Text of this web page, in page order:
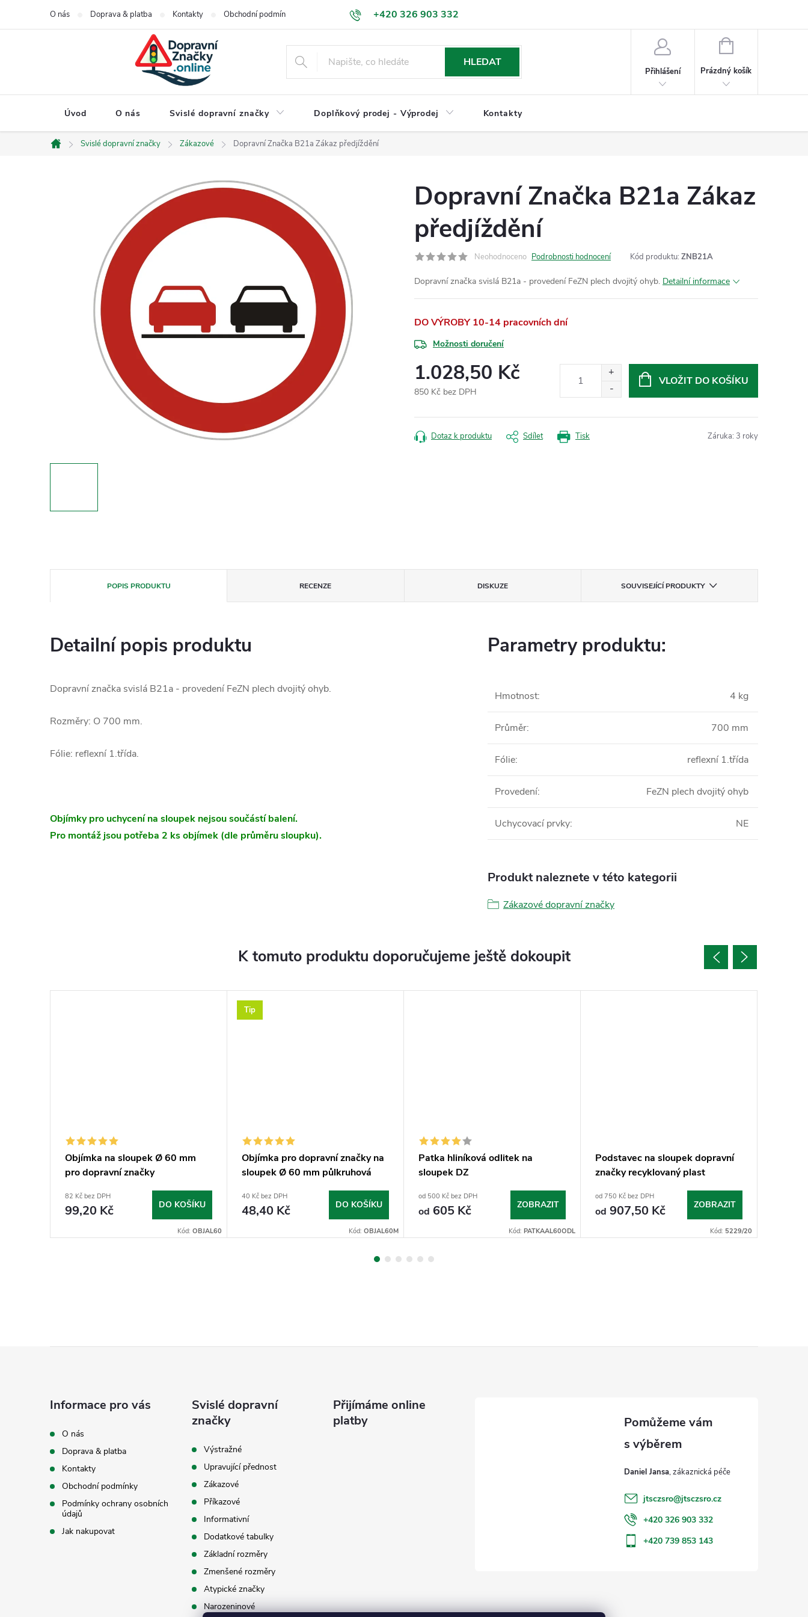
+420 326 903 332
O nás Doprava & platba Kontakty Obchodní podmínky Podmínky ochrany osobních údajů Jak nakupovat
HLEDAT
Přihlášení
NÁKUPNÍ
Prázdný košík
Úvod O nás Svislé dopravní značky Doplňkový prodej - Výprodej Kontakty
Domů
Svislé dopravní značky Zákazové Dopravní Značka B21a Zákaz předjíždění
Dopravní Značka B21a Zákaz
předjíždění
Neohodnoceno Podrobnosti hodnocení Kód produktu: ZNB21A
Dopravní značka svislá B21a - provedení FeZN plech dvojitý ohyb. Detailní informace
DO VÝROBY 10-14 pracovních dní
Možnosti doručení
1.028,50 Kč
850 Kč bez DPH
cena:
VLOŽIT DO KOŠÍKU
Tisk
Dotaz k produktu Sdílet Záruka: 3 roky
POPIS PRODUKTU RECENZE DISKUZE SOUVISEJÍCÍ PRODUKTY
Detailní popis produktu
Dopravní značka svislá B21a - provedení FeZN plech dvojitý ohyb.
Rozměry: O 700 mm.
Fólie: reflexní 1.třída.
Objímky pro uchycení na sloupek nejsou součástí balení.
Pro montáž jsou potřeba 2 ks objímek (dle průměru sloupku).
Parametry produktu:
Hmotnost: 4 kg
Průměr: 700 mm
Fólie: reflexní 1.třída
Provedení: FeZN plech dvojitý ohyb
Uchycovací prvky: NE
Produkt naleznete v této kategorii
Zákazové dopravní značky
K tomuto produktu doporučujeme ještě dokoupit
Objímka na sloupek Ø 60 mm
pro dopravní značky
82 Kč bez DPH
99,20 Kč DO KOŠÍKU
Kód: OBJAL60
Tip
Objímka pro dopravní značky na
sloupek Ø 60 mm půlkruhová
40 Kč bez DPH
48,40 Kč DO KOŠÍKU
Kód: OBJAL60M
Patka hliníková odlitek na
sloupek DZ
od 500 Kč bez DPH
od 605 Kč ZOBRAZIT
Kód: PATKAAL60ODL
Podstavec na sloupek dopravní
značky recyklovaný plast
od 750 Kč bez DPH
od 907,50 Kč ZOBRAZIT
Kód: 5229/20
Informace pro vás
O nás
Doprava & platba
Kontakty
Obchodní podmínky
Podmínky ochrany osobních
údajů
Jak nakupovat
Svislé dopravní
značky
Výstražné
Upravující přednost
Zákazové
Příkazové
Informativní
Dodatkové tabulky
Základní rozměry
Zmenšené rozměry
Atypické značky
Narozeninové
Přijímáme online
platby
Daniel Jansa
jtsczsro@jtsczsro.cz
+420 326 903 332
+420 739 853 143